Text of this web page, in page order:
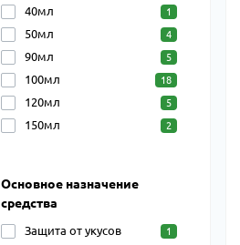
40мл 1
50мл 4
90мл 5
100мл 18
120мл 5
150мл 2
Основное назначение
средства
Защита от укусов 1